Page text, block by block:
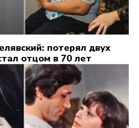
потерял двух
отцом в 70 лет